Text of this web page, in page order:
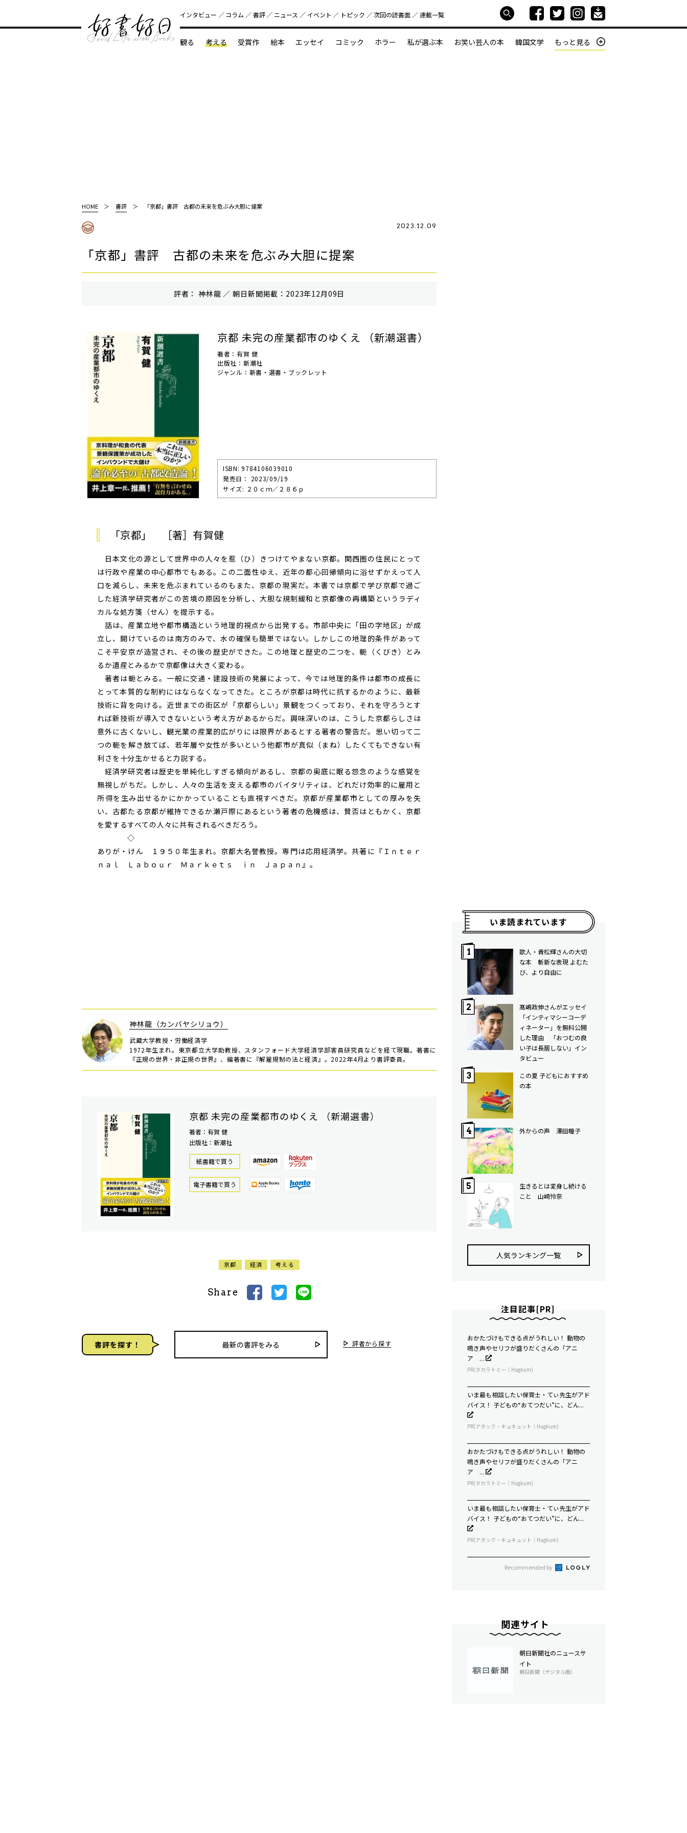
好書好日
インタビュー コラム 書評 ニュース イベント トピック 次回の読書⾯ 連載一覧
観る 考える 受賞作 絵本 エッセイ コミック ホラー 私が選ぶ本 お笑い芸人の本 韓国文学 もっと見る
HOME 書評 「京都」書評 古都の未来を危ぶみ大胆に提案
2023.12.09
「京都」書評 古都の未来を危ぶみ大胆に提案
評者： 神林龍 ／ 朝⽇新聞掲載：2023年12月09日
京都 未完の産業都市のゆくえ （新潮選書）
著者：有賀 健
出版社：新潮社
ジャンル：新書・選書・ブックレット
ISBN: 9784106039010
発売⽇： 2023/09/19
サイズ: ２０ｃｍ／２８６ｐ
「京都」 ［著］有賀健
日本文化の源として世界中の人々を惹（ひ）きつけてやまない京都。関西圏の住民にとって
は行政や産業の中心都市でもある。この二面性ゆえ、近年の都心回帰傾向に浴せずかえって人
口を減らし、未来を危ぶまれているのもまた、京都の現実だ。本書では京都で学び京都で過ご
した経済学研究者がこの苦境の原因を分析し、大胆な規制緩和と京都像の再構築というラディ
カルな処方箋（せん）を提示する。
話は、産業立地や都市構造という地理的視点から出発する。市部中央に「田の字地区」が成
立し、開けているのは南方のみで、水の確保も簡単ではない。しかしこの地理的条件があって
こそ平安京が造営され、その後の歴史ができた。この地理と歴史の二つを、軛（くびき）とみ
るか遺産とみるかで京都像は大きく変わる。
著者は軛とみる。一般に交通・建設技術の発展によって、今では地理的条件は都市の成長に
とって本質的な制約にはならなくなってきた。ところが京都は時代に抗するかのように、最新
技術に背を向ける。近世までの街区が「京都らしい」景観をつくっており、それを守ろうとす
れば新技術が導入できないという考え方があるからだ。興味深いのは、こうした京都らしさは
意外に古くないし、観光業の産業的広がりには限界があるとする著者の警告だ。思い切って二
つの軛を解き放てば、若年層や女性が多いという他都市が真似（まね）したくてもできない有
利さを十分生かせると力説する。
経済学研究者は歴史を単純化しすぎる傾向があるし、京都の奥底に眠る怨念のような感覚を
無視しがちだ。しかし、人々の生活を支える都市のバイタリティは、どれだけ効率的に雇用と
所得を生み出せるかにかかっていることも直視すべきだ。京都が産業都市としての厚みを失
い、古都たる京都が維持できるか瀬戸際にあるという著者の危機感は、賛否はともかく、京都
を愛するすべての人々に共有されるべきだろう。
◇
ありが・けん １９５０年生まれ。京都大名誉教授。専門は応用経済学。共著に『Ｉｎｔｅｒ
ｎａｌ Ｌａｂｏｕｒ Ｍａｒｋｅｔｓ ｉｎ Ｊａｐａｎ』。
神林龍（カンバヤシリョウ）
武蔵大学教授・労働経済学
1972年生まれ。東京都立大学助教授、スタンフォード大学経済学部客員研究員などを経て現職。著書に
『正規の世界・非正規の世界』、編著書に『解雇規制の法と経済』。2022年4月より書評委員。
京都 未完の産業都市のゆくえ （新潮選書）
著者：有賀 健
出版社：新潮社
紙書籍で買う
電⼦書籍で買う
京都 経済 考える
Share
書評を探す！ 最新の書評をみる 評者から探す
いま読まれています
歌人・青松輝さんの大切
な本 斬新な表現 よむた
び、より自由に
髙嶋政伸さんがエッセイ
「インティマシーコーデ
ィネーター」を無料公開
した理由 「おつむの良
い子は長居しない」イン
タビュー
この夏 子どもにおすすめ
の本
外からの声 澤田瞳子
生きるとは変身し続ける
こと 山崎怜奈
人気ランキング⼀覧
注目記事[PR]
おかたづけもできる点がうれしい！ 動物の
鳴き声やセリフが盛りだくさんの「アニ
ア ...
PR(タカラトミー｜Hugkum)
いま最も相談したい保育士・てぃ先生がアド
バイス！ 子どもの“おてつだい”に、どん...
PR(アタック・キュキュット｜Hugkum)
おかたづけもできる点がうれしい！ 動物の
鳴き声やセリフが盛りだくさんの「アニ
ア ...
PR(タカラトミー｜Hugkum)
いま最も相談したい保育士・てぃ先生がアド
バイス！ 子どもの“おてつだい”に、どん...
PR(アタック・キュキュット｜Hugkum)
Recommended by
関連サイト
朝日新聞社のニュースサ
イト
朝日新聞（デジタル版）